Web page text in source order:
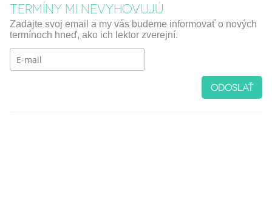
TERMÍNY MI NEVYHOVUJÚ
Zadajte svoj email a my vás budeme informovať o nových
termínoch hneď, ako ich lektor zverejní.
ODOSLAŤ